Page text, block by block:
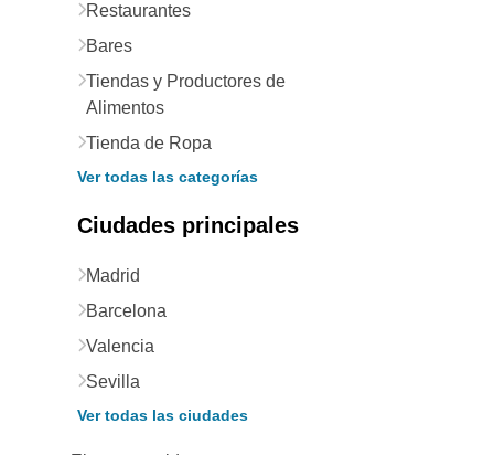
Restaurantes
Bares
Tiendas y Productores de
Alimentos
Tienda de Ropa
Ver todas las categorías
Ciudades principales
Madrid
Barcelona
Valencia
Sevilla
Ver todas las ciudades